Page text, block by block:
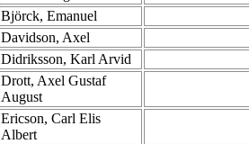
Björck, Emanuel
Davidson, Axel
Didriksson, Karl Arvid
Drott, Axel Gustaf
August
Ericson, Carl Elis
Albert